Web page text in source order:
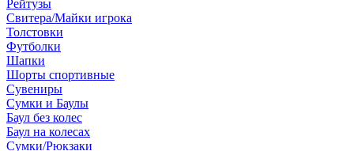
Рейтузы
Свитера/Майки игрока
Толстовки
Футболки
Шапки
Шорты спортивные
Сувениры
Сумки и Баулы
Баул без колес
Баул на колесах
Сумки/Рюкзаки